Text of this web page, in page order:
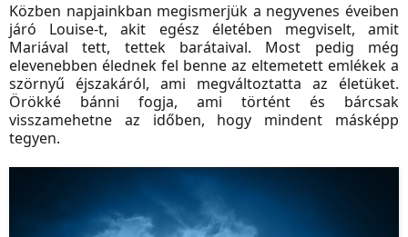
Közben napjainkban megismerjük a negyvenes éveiben
járó Louise-t, akit egész életében megviselt, amit
Mariával tett, tettek barátaival. Most pedig még
elevenebben élednek fel benne az eltemetett emlékek a
szörnyű éjszakáról, ami megváltoztatta az életüket.
Örökké bánni fogja, ami történt és bárcsak
visszamehetne az időben, hogy mindent másképp
tegyen.